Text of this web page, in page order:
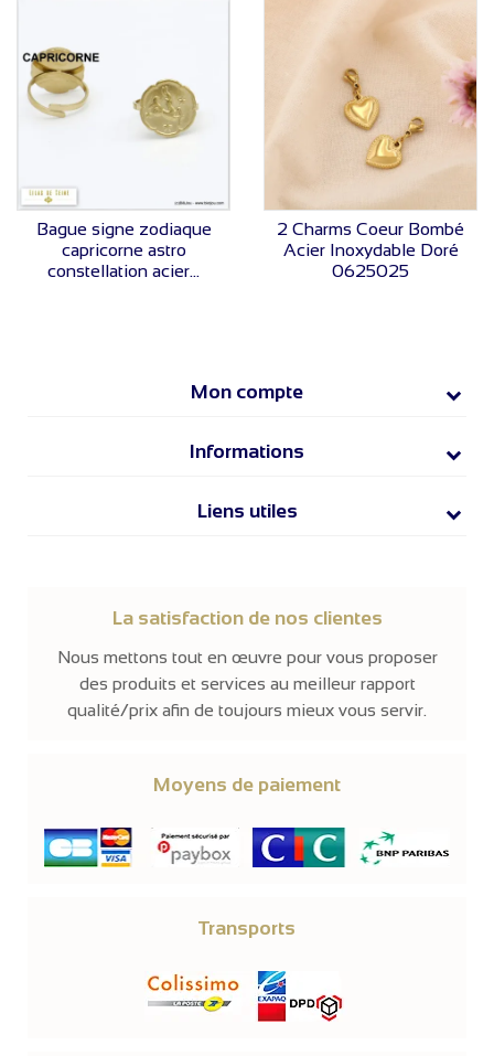
VOIR LE PRIX
Bague signe zodiaque
capricorne astro
constellation acier...
VOIR LE PRIX
2 Charms Coeur Bombé
Acier Inoxydable Doré
0625025
Mon compte
Informations
Liens utiles
La satisfaction de nos clientes
Nous mettons tout en œuvre pour vous proposer
des produits et services au meilleur rapport
qualité/prix afin de toujours mieux vous servir.
Moyens de paiement
Transports